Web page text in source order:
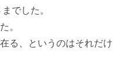
でした。
。
る、というのはそれだけ